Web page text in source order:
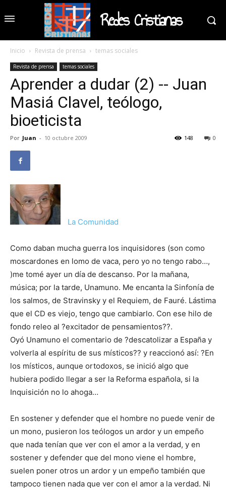
Redes Cristianas
Inicio Revista de prensa temas sociales
Revista de prensa temas sociales
Aprender a dudar (2) -- Juan
Masiá Clavel, teólogo,
bioeticista
Por Juan - 10 octubre 2009 0
148
La Comunidad
Como daban mucha guerra los inquisidores (son como
moscardones en lomo de vaca, pero yo no tengo rabo…,
)me tomé ayer un día de descanso. Por la mañana,
música; por la tarde, Unamuno. Me encanta la Sinfonía de
los salmos, de Stravinsky y el Requiem, de Fauré. Lástima
que el CD es viejo, tengo que cambiarlo. Con ese hilo de
fondo releo al ?excitador de pensamientos??.
Oyó Unamuno el comentario de ?descatolizar a España y
volverla al espíritu de sus místicos?? y reaccionó así: ?En
los místicos, aunque ortodoxos, se inició algo que
hubiera podido llegar a ser la Reforma española, si la
Inquisición no lo ahoga…
En sostener y defender que el hombre no puede venir de
un mono, pusieron los teólogos un ardor y un empeño
que nada tenían que ver con el amor a la verdad, y en
sostener y defender que del mono viene el hombre,
suelen poner otros un ardor y un empeño también que
tampoco tienen nada que ver con el amor a la verdad. Ni